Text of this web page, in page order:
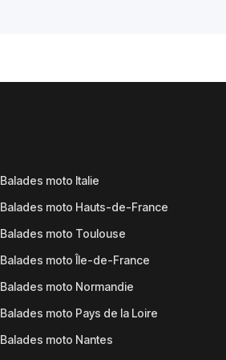
Balades moto Italie
Balades moto Hauts-de-France
Balades moto Toulouse
Balades moto Île-de-France
Balades moto Normandie
Balades moto Pays de la Loire
Balades moto Nantes